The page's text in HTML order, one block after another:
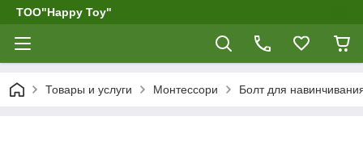
ТОО"Happy Toy"
Товары и услуги Монтессори Болт для